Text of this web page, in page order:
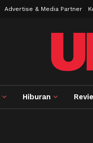
Advertise & Media Partner
Hiburan